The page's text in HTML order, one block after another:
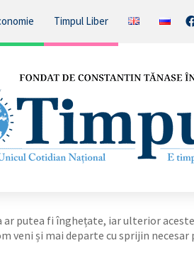
Timpul Liber
ar putea fi înghețate, iar ulterior
veni și mai departe cu sprijin necesar